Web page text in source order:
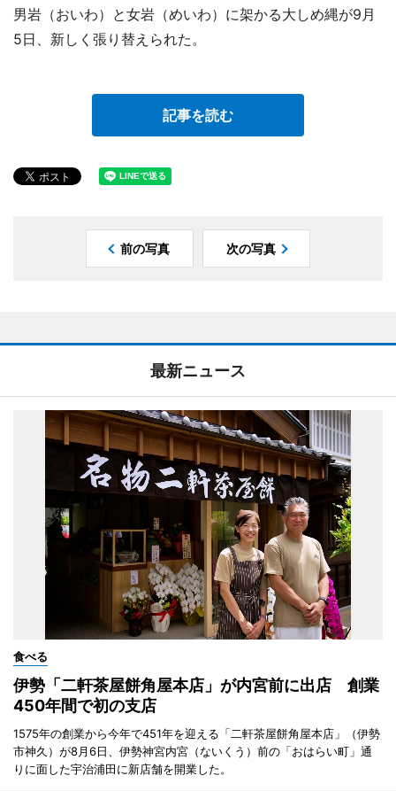
男岩（おいわ）と女岩（めいわ）に架かる大しめ縄が9月
5日、新しく張り替えられた。
記事を読む
前の写真 次の写真
最新ニュース
食べる
伊勢「二軒茶屋餅角屋本店」が内宮前に出店 創業
450年間で初の支店
1575年の創業から今年で451年を迎える「二軒茶屋餅角屋本店」（伊勢
市神久）が8月6日、伊勢神宮内宮（ないくう）前の「おはらい町」通
りに面した宇治浦田に新店舗を開業した。